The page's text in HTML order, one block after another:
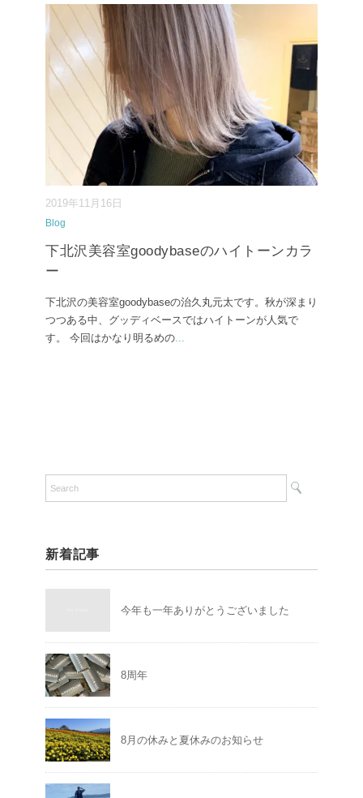
2019年11月16日
Blog
下北沢美容室goodybaseのハイトーンカラ
ー
下北沢の美容室goodybaseの治久丸元太です。秋が深まり
つつある中、グッディベースではハイトーンが人気で
す。 今回はかなり明るめの...
新着記事
今年も一年ありがとうございました
8周年
8月の休みと夏休みのお知らせ